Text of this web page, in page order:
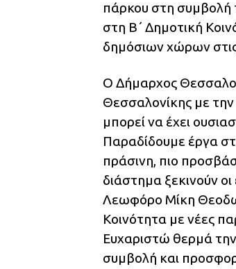
πάρκου στη
στη Β΄ Δημοτική
δημόσιων χώρων στις
Ο Δήμαρχος
Θεσσαλονίκης με την
μπορεί να έχει
Παραδίδουμε έργα
πράσινη, πιο
διάστημα ξεκινούν
Λεωφόρο Μίκη
Κοινότητα με νέες
Ευχαριστώ θερμά
συμβολή και